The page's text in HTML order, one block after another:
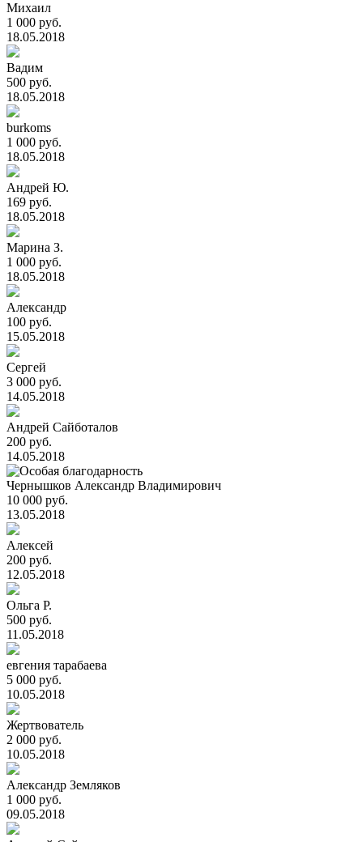
Михаил
1 000 руб.
18.05.2018
Вадим
500 руб.
18.05.2018
burkoms
1 000 руб.
18.05.2018
Андрей Ю.
169 руб.
18.05.2018
Марина З.
1 000 руб.
18.05.2018
Александр
100 руб.
15.05.2018
Сергей
3 000 руб.
14.05.2018
Андрей Сайботалов
200 руб.
14.05.2018
Чернышков Александр Владимирович
10 000 руб.
13.05.2018
Алексей
200 руб.
12.05.2018
Ольга Р.
500 руб.
11.05.2018
евгения тарабаева
5 000 руб.
10.05.2018
Жертвователь
2 000 руб.
10.05.2018
Александр Земляков
1 000 руб.
09.05.2018